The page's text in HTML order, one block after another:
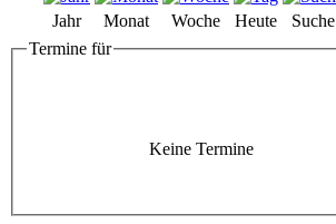
Jahr Monat Woche Heute Suche
Termine für
Keine Termine